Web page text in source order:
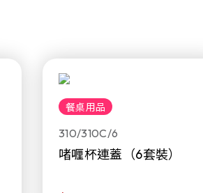
餐桌用品
310/310C/6
啫喱杯連蓋（6套裝）